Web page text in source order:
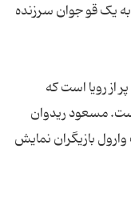
یک قو جوان سرزنده
از رویا است که
مسعود ریدوان
بازیگران نمایش